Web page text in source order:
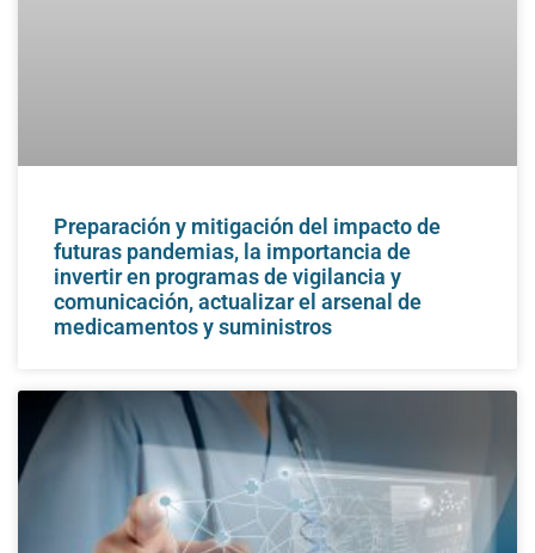
Preparación y mitigación del impacto de
futuras pandemias, la importancia de
invertir en programas de vigilancia y
comunicación, actualizar el arsenal de
medicamentos y suministros